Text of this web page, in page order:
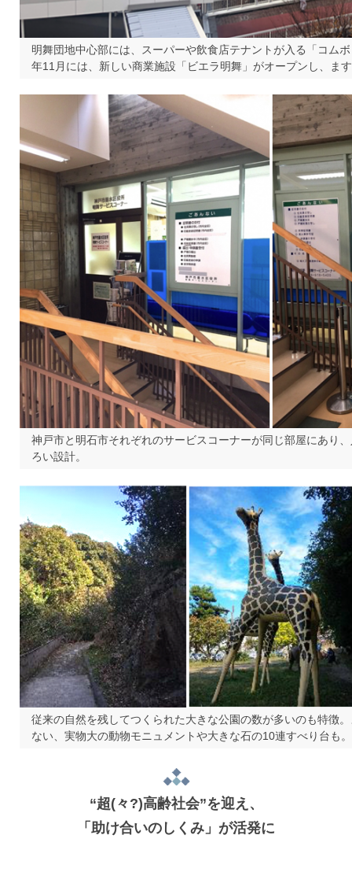
明舞団地中心部には、スーパーや飲食店テナントが入る「コム
年11月には、新しい商業施設「ビエラ明舞」がオープンし、ま
神戸市と明石市それぞれのサービスコーナーが同じ部屋にあり
ろい設計。
従来の自然を残してつくられた大きな公園の数が多いのも特徴
ない、実物大の動物モニュメントや大きな石の10連すべり台も。
“超(々?)高齢社会”を迎え、
「助け合いのしくみ」が活発に